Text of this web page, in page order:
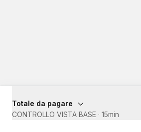
Totale da pagare
CONTROLLO VISTA BASE · 15min